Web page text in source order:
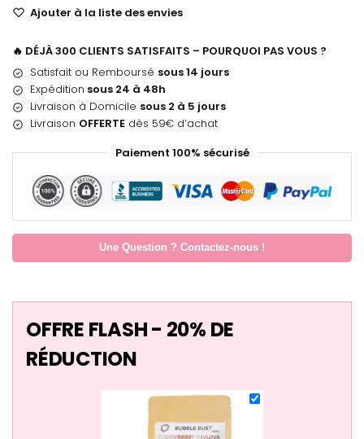
Ajouter à la liste des envies
🔥 DÉJÀ 300 CLIENTS SATISFAITS – POURQUOI PAS VOUS ?
Satisfait ou Remboursé sous 14 jours
Expédition sous 24 à 48h
Livraison à Domicile sous 2 à 5 jours
Livraison OFFERTE dès 59€ d’achat
Paiement 100% sécurisé
Une Question ? Contactez-nous !
OFFRE FLASH - 20% DE
RÉDUCTION